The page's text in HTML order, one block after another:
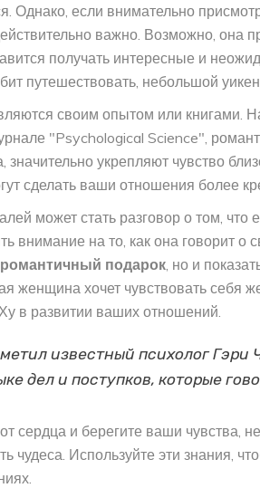
Однако, если внимательно
важно. Возможно, она
получать интересные и
путешествовать, небольшой
своим опытом или книгами.
"Psychological Science",
значительно укрепляют чувство
сделать ваши отношения более
может стать разговор о том, что
внимание на то, как она говорит о
романтичный подарок , но и
женщина хочет чувствовать себя
в развитии ваших отношений.
известный психолог
дел и поступков, которые
сердца и берегите ваши чувства,
чудеса. Используйте эти знания,